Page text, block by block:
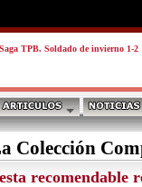
TPB. Soldado de invierno 1-2
Colección
recomendable